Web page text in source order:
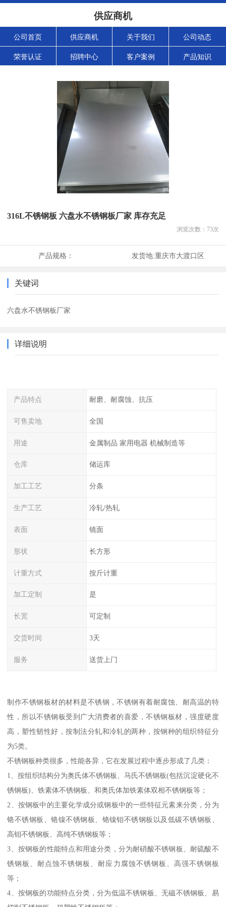
供应商机
公司首页 供应商机 关于我们 公司动态
荣誉认证 招聘中心 客户案例 产品知识
316L不锈钢板 六盘水不锈钢板厂家 库存充足
浏览次数： 73次
产品规格： 发货地:重庆市大渡口区
关键词
六盘水不锈钢板厂家
详细说明
产品特点 耐磨、耐腐蚀、抗压
可售卖地 全国
用途 金属制品 家用电器 机械制造等
仓库 储运库
加工工艺 分条
生产工艺 冷轧/热轧
表面 镜面
形状 长方形
计重方式 按斤计重
加工定制 是
长宽 可定制
交货时间 3天
服务 送货上门
制作不锈钢板材的材料是不锈钢，不锈钢有着耐腐蚀、耐高温的特
性，所以不锈钢板受到广大消费者的喜爱，不锈钢板材，强度硬度
高，塑性韧性好，按制法分轧和冷轧的两种，按钢种的组织特征分
为5类。
不锈钢板种类很多，性能各异，它在发展过程中逐步形成了几类：
1、按组织结构分为奥氏体不锈钢板、马氏不锈钢板(包括沉淀硬化不
锈钢板)、铁素体不锈钢板、和奥氏体加铁素体双相不锈钢板等；
2、按钢板中的主要化学成分或钢板中的一些特征元素来分类，分为
铬不锈钢板、铬镍不锈钢板、铬镍钼不锈钢板以及低碳不锈钢板、
高钼不锈钢板、高纯不锈钢板等；
3、按钢板的性能特点和用途分类，分为耐硝酸不锈钢板、耐硫酸不
锈钢板、耐点蚀不锈钢板、耐应力腐蚀不锈钢板、高强不锈钢板
等；
4、按钢板的功能特点分类，分为低温不锈钢板、无磁不锈钢板、易